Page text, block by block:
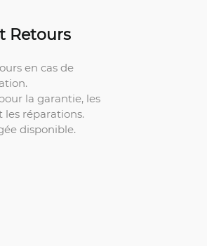
Retours
en cas de
la garantie, les
réparations.
disponible.